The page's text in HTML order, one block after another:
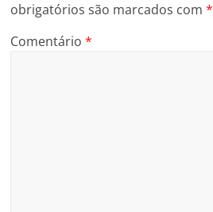
obrigatórios são marcados com*
Comentário*